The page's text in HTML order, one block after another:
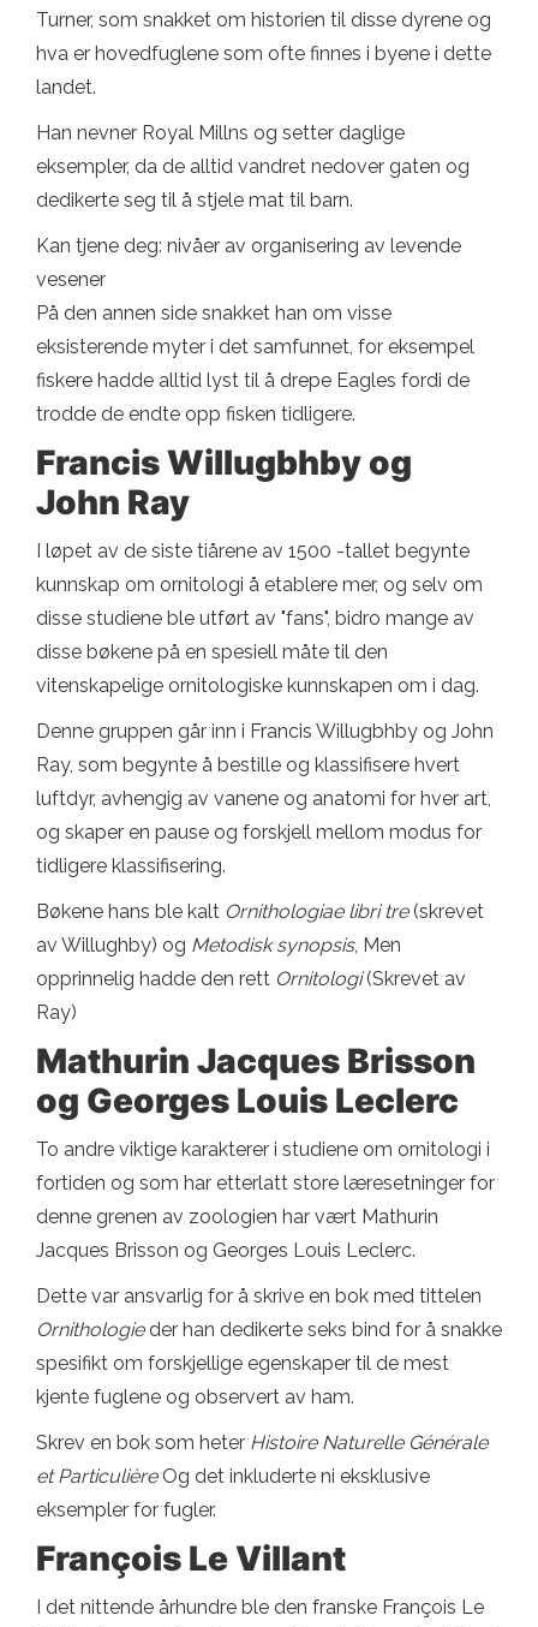
Turner, som snakket om historien til disse dyrene og
hva er hovedfuglene som ofte finnes i byene i dette
landet.
Han nevner Royal Millns og setter daglige
eksempler, da de alltid vandret nedover gaten og
dedikerte seg til å stjele mat til barn.
Kan tjene deg: nivåer av organisering av levende
vesener
På den annen side snakket han om visse
eksisterende myter i det samfunnet, for eksempel
fiskere hadde alltid lyst til å drepe Eagles fordi de
trodde de endte opp fisken tidligere.
Francis Willugbhby og
John Ray
I løpet av de siste tiårene av 1500 -tallet begynte
kunnskap om ornitologi å etablere mer, og selv om
disse studiene ble utført av "fans", bidro mange av
disse bøkene på en spesiell måte til den
vitenskapelige ornitologiske kunnskapen om i dag.
Denne gruppen går inn i Francis Willugbhby og John
Ray, som begynte å bestille og klassifisere hvert
luftdyr, avhengig av vanene og anatomi for hver art,
og skaper en pause og forskjell mellom modus for
tidligere klassifisering.
Bøkene hans ble kalt Ornithologiae libri tre(skrevet
av Willughby) og Metodisk synopsis, Men
opprinnelig hadde den rett Ornitologi(Skrevet av
Ray)
Mathurin Jacques Brisson
og Georges Louis Leclerc
To andre viktige karakterer i studiene om ornitologi i
fortiden og som har etterlatt store læresetninger for
denne grenen av zoologien har vært Mathurin
Jacques Brisson og Georges Louis Leclerc.
Dette var ansvarlig for å skrive en bok med tittelen
Ornithologieder han dedikerte seks bind for å snakke
spesifikt om forskjellige egenskaper til de mest
kjente fuglene og observert av ham.
Skrev en bok som heter Histoire Naturelle Générale
et ParticulièreOg det inkluderte ni eksklusive
eksempler for fugler.
François Le Villant
I det nittende århundre ble den franske François Le